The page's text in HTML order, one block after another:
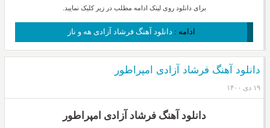
برای دانلود روی لینک ادامه مطلب در زیر کلیک نمایید.
ادامه : دانلود آهنگ فرشاد آزادی هه و ناز
دانلود آهنگ فرشاد آزادی امپراطور
۱۹ دی ۱۴۰۰
دانلود آهنگ فرشاد آزادی امپراطور